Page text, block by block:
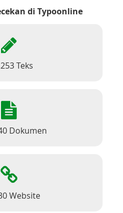
di Typoonline
Teks
Dokumen
Website